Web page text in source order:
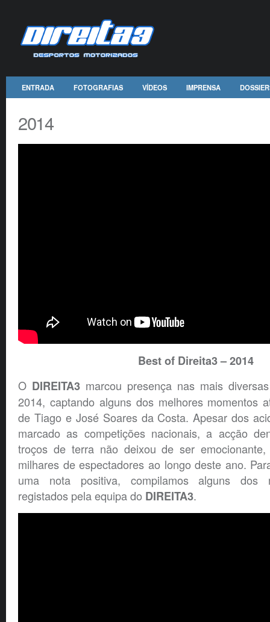
ENTRADA FOTOGRAFIAS VÍDEOS IMPRENSA
2014
Best of Direita3 – 2014
O DIREITA3 marcou presença nas mais
2014, captando alguns dos melhores momentos
de Tiago e José Soares da Costa. Apesar dos
marcado as competições nacionais, a acção
troços de terra não deixou de ser
milhares de espectadores ao longo deste ano.
uma nota positiva, compilamos alguns dos
registados pela equipa do DIREITA3.